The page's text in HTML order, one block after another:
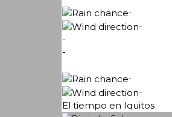
-
-
-
-
-
-
El tiempo en Iquitos